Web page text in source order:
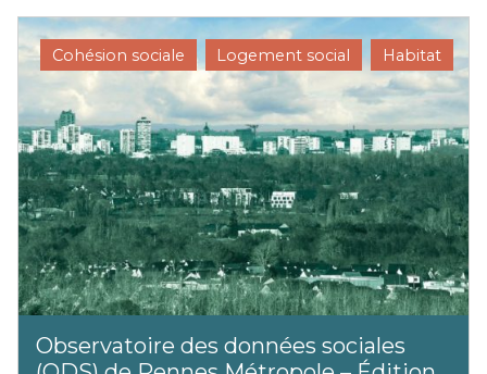
Cohésion sociale Logement social Habitat
Observatoire des données sociales